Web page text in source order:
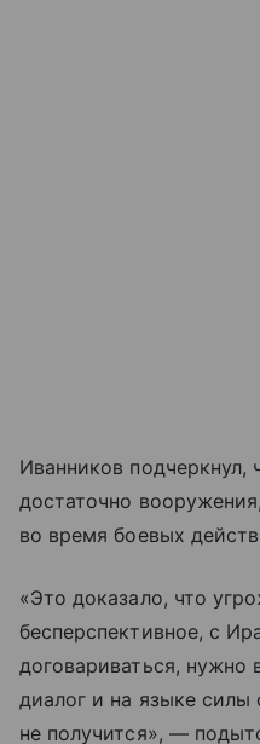
Иванников подчеркнул,
достаточно
во время боевых
«Это доказало, что
бесперспективное, с
договариваться, нужно
диалог и на языке силы
не получится», —